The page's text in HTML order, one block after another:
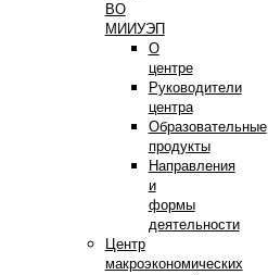
ВО
МИИУЭП
О
центре
Руководители
центра
Образовательные
продукты
Направления
и
формы
деятельности
Центр
макроэкономических